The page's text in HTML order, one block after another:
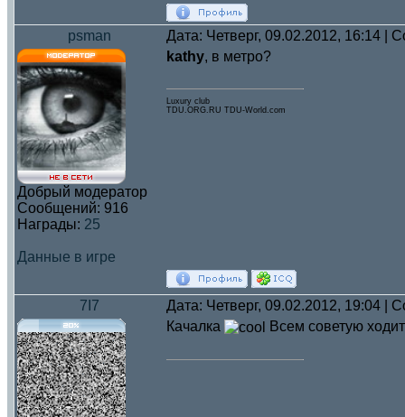
psman Дата: Четверг, 09.02.2012, 16:14 |
Добрый модератор
Сообщений: 916
Награды: 25
Данные в игре
kathy, в метро?
Luxury club
TDU.ORG.RU TDU-World.com
7I7 Дата: Четверг, 09.02.2012, 19:04 |
Качалка Всем советую